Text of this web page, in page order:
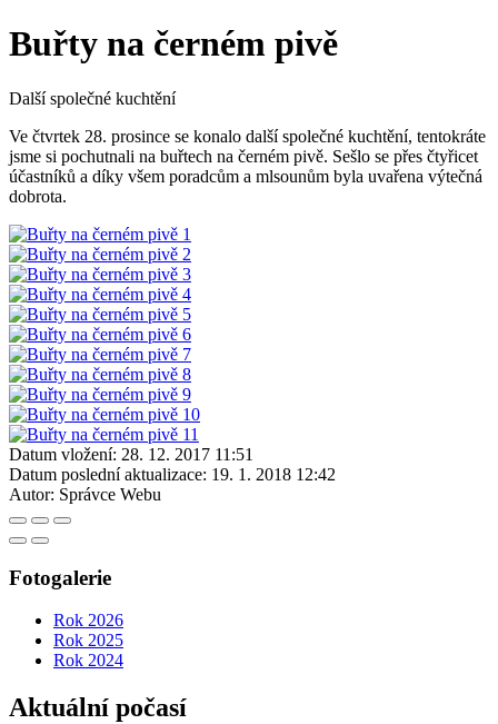
Buřty na černém pivě
Další společné kuchtění
Ve čtvrtek 28. prosince se konalo další společné kuchtění, tentokráte
jsme si pochutnali na buřtech na černém pivě. Sešlo se přes čtyřicet
účastníků a díky všem poradcům a mlsounům byla uvařena výtečná
dobrota.
Datum vložení: 28. 12. 2017 11:51
Datum poslední aktualizace: 19. 1. 2018 12:42
Autor: Správce Webu
Fotogalerie
Rok 2026
Rok 2025
Rok 2024
Aktuální počasí